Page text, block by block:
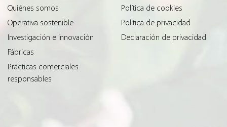
Quiénes somos
Operativa sostenible
Investigación e innovación
Fábricas
Prácticas comerciales
responsables
Política de cookies
Política de privacidad
Declaración de privacidad